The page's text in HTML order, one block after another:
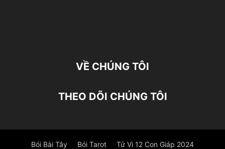
VỀ CHÚNG TÔI
THEO DÕI CHÚNG TÔI
Bói Bài Tây Bói Tarot Tử Vi 12 Con Giáp 2024